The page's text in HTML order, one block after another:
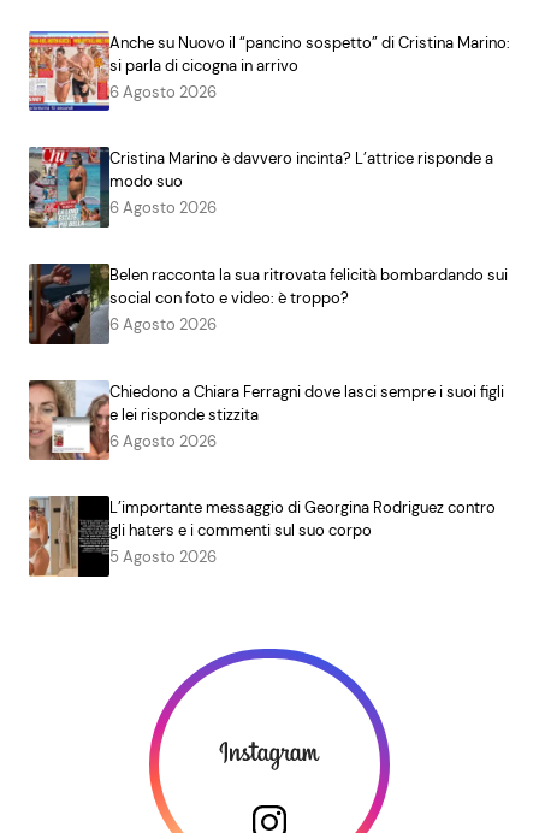
Anche su Nuovo il “pancino sospetto” di Cristina Marino:
si parla di cicogna in arrivo
6 Agosto 2026
Cristina Marino è davvero incinta? L’attrice risponde a
modo suo
6 Agosto 2026
Belen racconta la sua ritrovata felicità bombardando sui
social con foto e video: è troppo?
6 Agosto 2026
Chiedono a Chiara Ferragni dove lasci sempre i suoi figli
e lei risponde stizzita
6 Agosto 2026
L’importante messaggio di Georgina Rodriguez contro
gli haters e i commenti sul suo corpo
5 Agosto 2026